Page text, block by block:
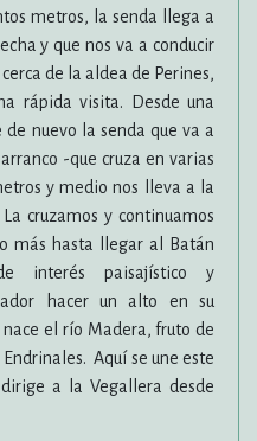
metros, la senda llega a
y que nos va a conducir
de la aldea de Perines,
rápida visita. Desde una
nuevo la senda que va a
-que cruza en varias
y medio nos lleva a la
cruzamos y continuamos
más hasta llegar al Batán
interés paisajístico y
hacer un alto en su
nace el río Madera, fruto de
Aquí se une este
a la Vegallera desde